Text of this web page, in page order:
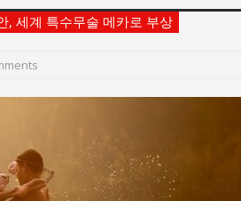
선출은 ‘위법’이다”
함과 ‘실무형 정치인’으로 생활정치 실현”
대전, 강한 군대도 약해질 수 있다”
재윤 강제추행 사건, 무엇이 문제인가?
, 세계 특수무술 메카로 부상